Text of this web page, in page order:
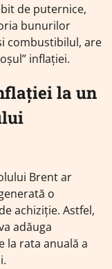
de puternice,
bunurilor
combustibilul, are
inflației.
la un
Brent ar
o
achiziție. Astfel,
adăuga
la rata anuală a